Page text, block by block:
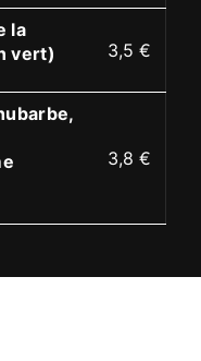
la
vert)
3,5 €
3,8 €